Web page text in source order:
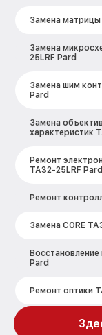
Замена матрицы
Замена
25LRF Pard
Замена шим
Pard
Замена
характеристик
Ремонт
TA32-25LRF Pard
Ремонт
Замена CORE
Pard
Ремонт оптики
Ремонт датчика
TA32-25LRF Pard